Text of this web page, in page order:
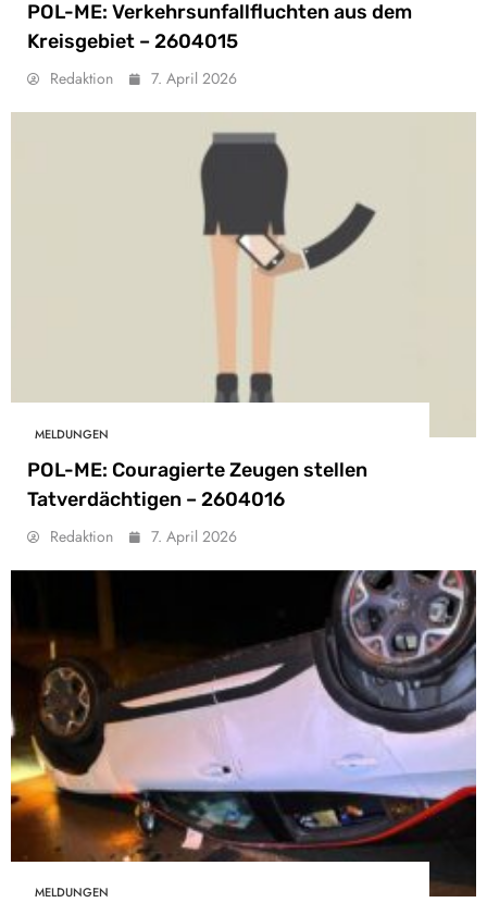
POL-ME: Verkehrsunfallfluchten aus dem
Kreisgebiet – 2604015
Redaktion 7. April 2026
MELDUNGEN
POL-ME: Couragierte Zeugen stellen
Tatverdächtigen – 2604016
Redaktion 7. April 2026
MELDUNGEN